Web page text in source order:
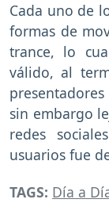
Cada uno de
formas de
trance, lo
válido, al
sin embargo
redes
usuarios fue
TAGS: Día a